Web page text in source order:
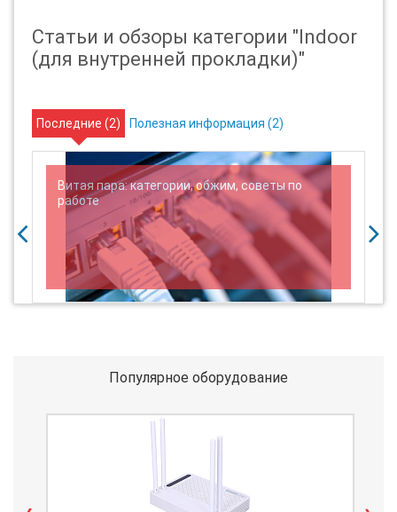
Статьи и обзоры категории "Indoor
(для внутренней прокладки)"
Последние (2) Полезная информация (2)
Витая пара: категории, обжим, советы по
работе
Популярное оборудование